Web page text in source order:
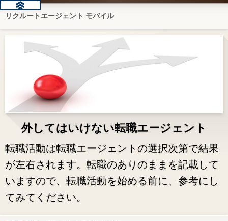
リクルートエージェント モバイル
外してはいけない転職エージェント
転職活動は転職エージェントの選択次第で結果
が左右されます。転職のありのままを記載して
いますので、転職活動を始める前に、参考にし
てみてください。